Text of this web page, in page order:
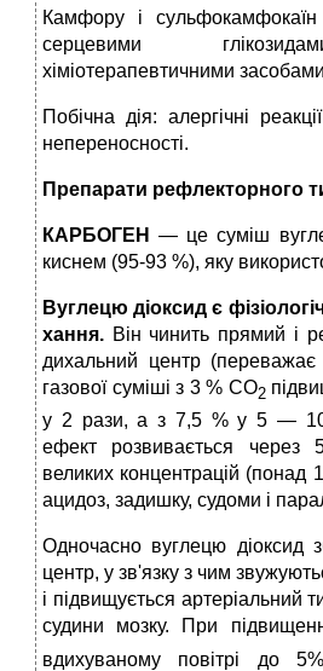
Камфору і
серцевими
хіміотерапевтичними
Побічна дія: алергічні
непереносності.
Препарати рефлекторного
КАРБОГЕН— це суміш
киснем (95-93 %), яку
Вуглецю діоксид є
хання. Він чинить прямий і
дихальний центр
газової суміші з 3 % СО2
у 2 рази, а з 7,5 % у 5 — 10
ефект розвивається
великих концентрацій (понад
ацидоз, задишку, судоми і
Одночасно вуглецю діоксид
центр, у зв'язку з чим
і підвищується артеріальний
суди­ни мозку. При
вдихуваному повітрі до